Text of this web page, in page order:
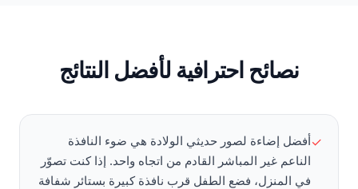
نصائح احترافية لأفضل النتائج
✓أفضل إضاءة لصور حديثي الولادة هي ضوء النافذة
الناعم غير المباشر القادم من اتجاه واحد. إذا كنت تصوّر
في المنزل، فضع الطفل قرب نافذة كبيرة بستائر شفافة